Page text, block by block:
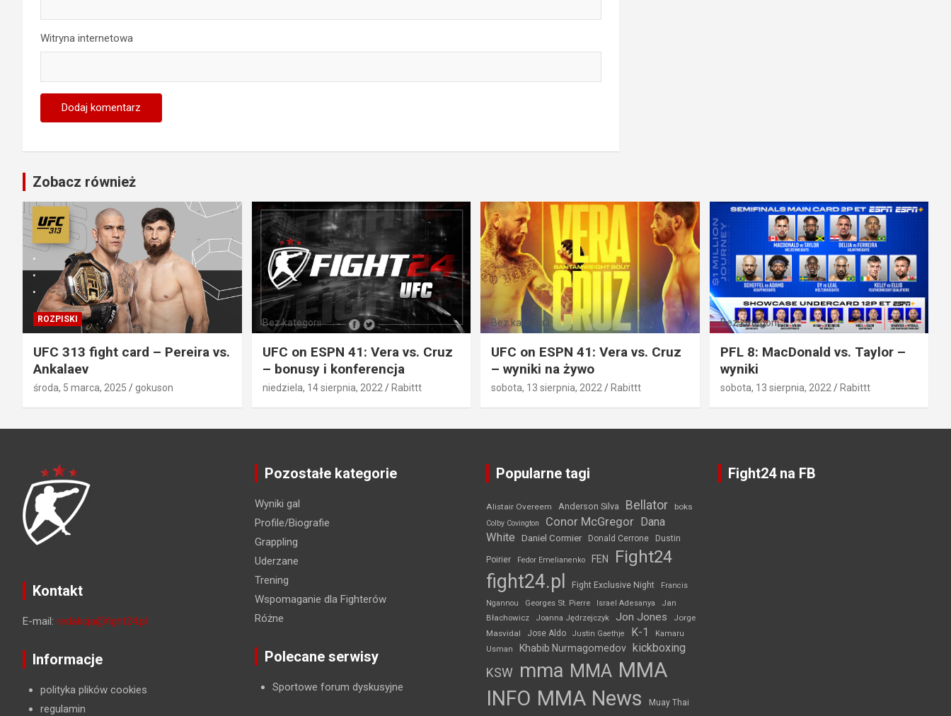
Witryna internetowa
Zobacz również
ROZPISKI
UFC 313 fight card – Pereira vs.
Ankalaev
środa, 5 marca, 2025 gokuson
Bez kategorii
UFC on ESPN 41: Vera vs. Cruz
– bonusy i konferencja
niedziela, 14 sierpnia, 2022 Rabittt
Bez kategorii
UFC on ESPN 41: Vera vs. Cruz
– wyniki na żywo
sobota, 13 sierpnia, 2022 Rabittt
Bez kategorii
PFL 8: MacDonald vs. Taylor –
wyniki
sobota, 13 sierpnia, 2022 Rabittt
Kontakt
E-mail: redakcja@fight24.pl
Informacje
polityka plików cookies
regulamin
Pozostałe kategorie
Wyniki gal
Profile/Biografie
Grappling
Uderzane
Trening
Wspomaganie dla Fighterów
Różne
Polecane serwisy
Sportowe forum dyskusyjne
Popularne tagi
Alistair Overeem Anderson Silva Bellator boks
Colby Covington Conor McGregor Dana
White
Daniel Cormier Donald Cerrone Dustin
Poirier Fedor Emelianenko FEN Fight24
fight24.pl Fight Exclusive Night
Francis
Ngannou
Georges St. Pierre Israel Adesanya
Jan
Błachowicz
Joanna Jędrzejczyk Jon Jones
Jorge
Masvidal
Jose Aldo Justin Gaethje K-1
Kamaru
Usman
Khabib Nurmagomedov kickboxing
KSW mma MMA MMA
INFO MMA News Muay Thai
Fight24 na FB